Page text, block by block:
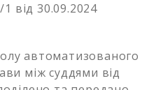
від 30.09.2024
автоматизованого
між суддями від